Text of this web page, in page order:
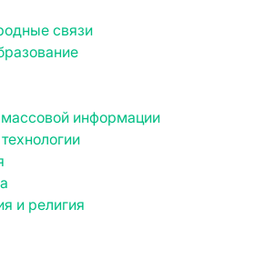
связи
информации
и религия